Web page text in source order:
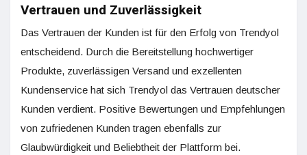
Vertrauen und Zuverlässigkeit
Das Vertrauen der Kunden ist für den Erfolg von Trendyol
entscheidend. Durch die Bereitstellung hochwertiger
Produkte, zuverlässigen Versand und exzellenten
Kundenservice hat sich Trendyol das Vertrauen deutscher
Kunden verdient. Positive Bewertungen und Empfehlungen
von zufriedenen Kunden tragen ebenfalls zur
Glaubwürdigkeit und Beliebtheit der Plattform bei.